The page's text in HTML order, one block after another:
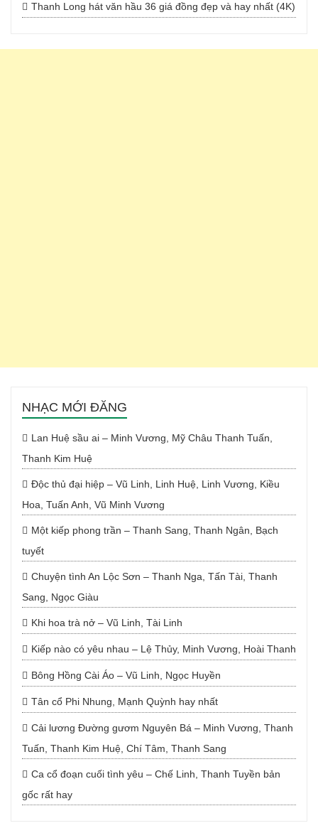
Thanh Long hát văn hầu 36 giá đồng đẹp và hay nhất (4K)
NHẠC MỚI ĐĂNG
Lan Huệ sầu ai – Minh Vương, Mỹ Châu Thanh Tuấn,
Thanh Kim Huệ
Độc thủ đại hiệp – Vũ Linh, Linh Huệ, Linh Vương, Kiều
Hoa, Tuấn Anh, Vũ Minh Vương
Một kiếp phong trần – Thanh Sang, Thanh Ngân, Bạch
tuyết
Chuyện tình An Lộc Sơn – Thanh Nga, Tấn Tài, Thanh
Sang, Ngọc Giàu
Khi hoa trà nở – Vũ Linh, Tài Linh
Kiếp nào có yêu nhau – Lệ Thủy, Minh Vương, Hoài Thanh
Bông Hồng Cài Áo – Vũ Linh, Ngọc Huyền
Tân cổ Phi Nhung, Mạnh Quỳnh hay nhất
Cải lương Đường gươm Nguyên Bá – Minh Vương, Thanh
Tuấn, Thanh Kim Huệ, Chí Tâm, Thanh Sang
Ca cổ đoạn cuối tình yêu – Chế Linh, Thanh Tuyền bản
gốc rất hay